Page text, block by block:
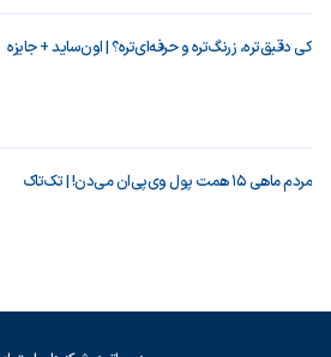
کی دقیق‌تره، زرنگ‌تره و حرفه‌ای‌تره؟ | اون‌ساید + جایزه
مردم ماهی ۱۵ همت پول وی‌پی‌ان می‌دن! | تک‌تاک